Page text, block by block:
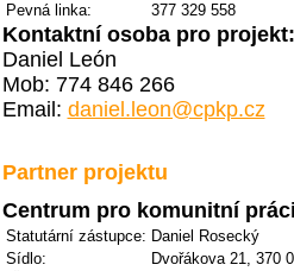
Pevná linka:
377 329 558
Kontaktní osoba pro projekt:
Daniel León
Mob: 774 846 266
Email: daniel.leon@cpkp.cz
Partner projektu
Centrum pro komunitní
Statutární zástupce: Daniel Rosecký
Sídlo:
Dvořákova 21, 370